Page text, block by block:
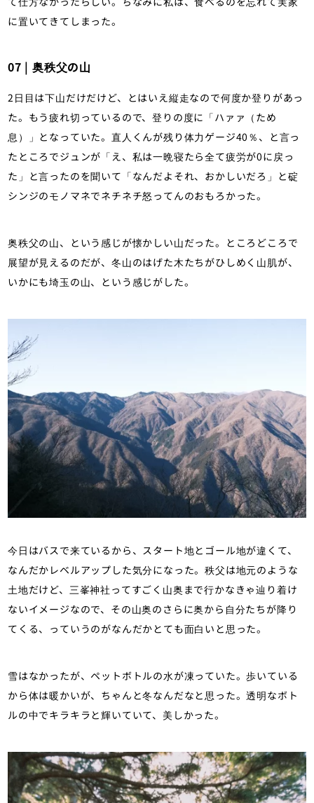
に置いてきてしまった。
07 | 奥秩父の山
2日目は下山だけだけど、とはいえ縦走なので何度か登りがあっ
た。もう疲れ切っているので、登りの度に「ハァァ（ため
息）」となっていた。直人くんが残り体力ゲージ40％、と言っ
たところでジュンが「え、私は一晩寝たら全て疲労が0に戻っ
た」と言ったのを聞いて「なんだよそれ、おかしいだろ」と碇
シンジのモノマネでネチネチ怒ってんのおもろかった。
奥秩父の山、という感じが懐かしい山だった。ところどころで
展望が見えるのだが、冬山のはげた木たちがひしめく山肌が、
いかにも埼玉の山、という感じがした。
今日はバスで来ているから、スタート地とゴール地が違くて、
なんだかレベルアップした気分になった。秩父は地元のような
土地だけど、三峯神社ってすごく山奥まで行かなきゃ辿り着け
ないイメージなので、その山奥のさらに奥から自分たちが降り
てくる、っていうのがなんだかとても面白いと思った。
雪はなかったが、ペットボトルの水が凍っていた。歩いている
から体は暖かいが、ちゃんと冬なんだなと思った。透明なボト
ルの中でキラキラと輝いていて、美しかった。